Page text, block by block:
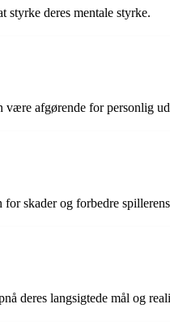
deres mentale styrke.
være afgørende for personlig
skader og forbedre
deres langsigtede mål og